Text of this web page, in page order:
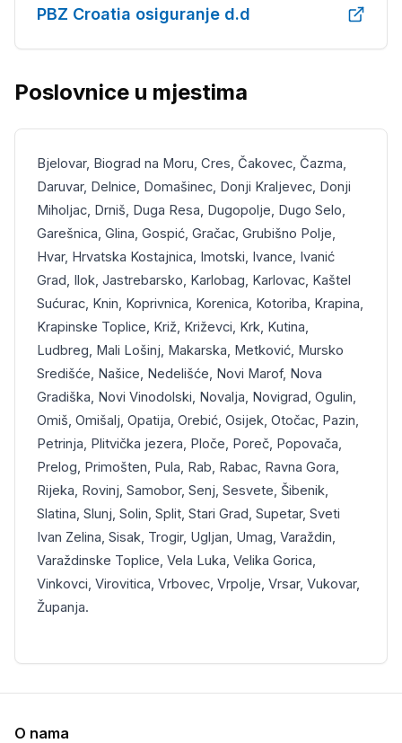
PBZ Croatia osiguranje d.d
Poslovnice u mjestima
Bjelovar, Biograd na Moru, Cres, Čakovec, Čazma,
Daruvar, Delnice, Domašinec, Donji Kraljevec, Donji
Miholjac, Drniš, Duga Resa, Dugopolje, Dugo Selo,
Garešnica, Glina, Gospić, Gračac, Grubišno Polje,
Hvar, Hrvatska Kostajnica, Imotski, Ivance, Ivanić
Grad, Ilok, Jastrebarsko, Karlobag, Karlovac, Kaštel
Sućurac, Knin, Koprivnica, Korenica, Kotoriba, Krapina,
Krapinske Toplice, Križ, Križevci, Krk, Kutina,
Ludbreg, Mali Lošinj, Makarska, Metković, Mursko
Središće, Našice, Nedelišće, Novi Marof, Nova
Gradiška, Novi Vinodolski, Novalja, Novigrad, Ogulin,
Omiš, Omišalj, Opatija, Orebić, Osijek, Otočac, Pazin,
Petrinja, Plitvička jezera, Ploče, Poreč, Popovača,
Prelog, Primošten, Pula, Rab, Rabac, Ravna Gora,
Rijeka, Rovinj, Samobor, Senj, Sesvete, Šibenik,
Slatina, Slunj, Solin, Split, Stari Grad, Supetar, Sveti
Ivan Zelina, Sisak, Trogir, Ugljan, Umag, Varaždin,
Varaždinske Toplice, Vela Luka, Velika Gorica,
Vinkovci, Virovitica, Vrbovec, Vrpolje, Vrsar, Vukovar,
Županja.
O nama